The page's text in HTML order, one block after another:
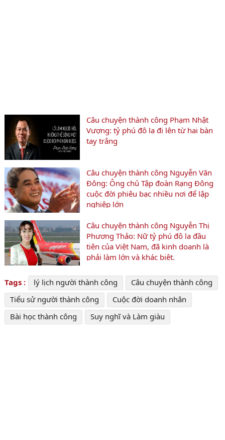
Câu chuyện thành công Phạm Nhật
Vượng: tỷ phú đô la đi lên từ hai bàn
tay trắng
Câu chuyện thành công Nguyễn Văn
Đông: Ông chủ Tập đoàn Rạng Đông
cuộc đời phiêu bạc nhiều nơi để lập
nghiệp lớn
Câu chuyện thành công Nguyễn Thị
Phương Thảo: Nữ tỷ phú đô la đầu
tiên của Việt Nam, đã kinh doanh là
phải làm lớn và khác biệt.
Tags : lý lịch người thành công
Câu chuyện thành công
Tiểu sử người thành công
Cuộc đời doanh nhân
Bài học thành công
Suy nghĩ và Làm giàu